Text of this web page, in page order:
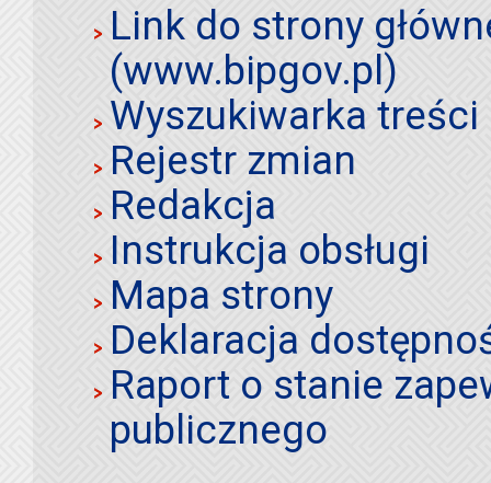
Link do strony
(www.bipgov.pl)
Wyszukiwarka
Rejestr zmian
Redakcja
Instrukcja obsługi
Mapa strony
Deklaracja
Raport o stanie
publicznego